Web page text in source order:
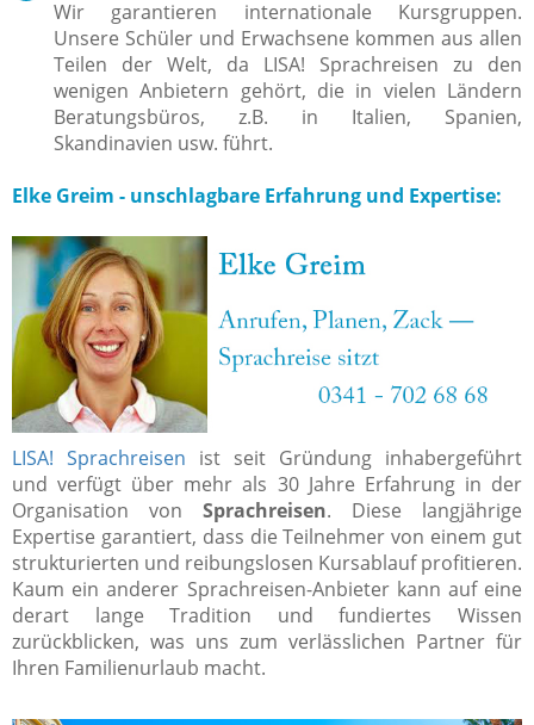
Wir garantieren internationale Kursgruppen.
Unsere Schüler und Erwachsene kommen aus allen
Teilen der Welt, da LISA! Sprachreisen zu den
wenigen Anbietern gehört, die in vielen Ländern
Beratungsbüros, z.B. in Italien, Spanien,
Skandinavien usw. führt.
Elke Greim - unschlagbare Erfahrung und Expertise:
LISA! Sprachreisen ist seit Gründung inhabergeführt
und verfügt über mehr als 30 Jahre Erfahrung in der
Organisation von Sprachreisen. Diese langjährige
Expertise garantiert, dass die Teilnehmer von einem gut
strukturierten und reibungslosen Kursablauf profitieren.
Kaum ein anderer Sprachreisen-Anbieter kann auf eine
derart lange Tradition und fundiertes Wissen
zurückblicken, was uns zum verlässlichen Partner für
Ihren Familienurlaub macht.